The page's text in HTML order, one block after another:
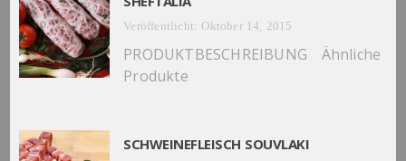
Veröffentlicht: Oktober 14, 2015
PRODUKTBESCHREIBUNG Ähnliche
Produkte
SCHWEINEFLEISCH SOUVLAKI